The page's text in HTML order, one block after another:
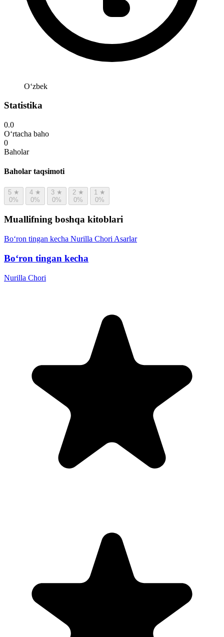
Oʻzbek
Statistika
0.0
O‘rtacha baho
0
Baholar
Baholar taqsimoti
5 ★
0%
4 ★
0%
3 ★
0%
2 ★
0%
1 ★
0%
Muallifning boshqa kitoblari
Bo‘ron tingan kecha Nurilla Chori Asarlar
Bo‘ron tingan kecha
Nurilla Chori